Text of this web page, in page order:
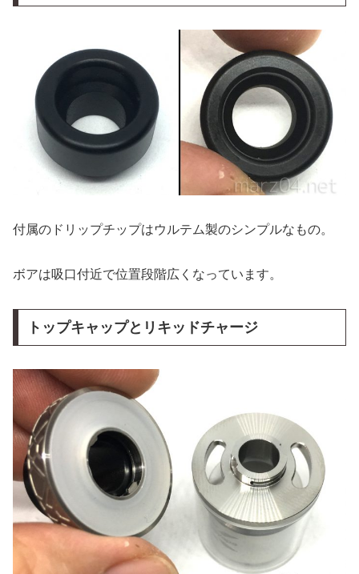
付属のドリップチップはウルテム製のシンプルなもの。
ボアは吸口付近で位置段階広くなっています。
トップキャップとリキッドチャージ